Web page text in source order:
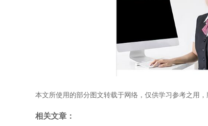
本文所使用的部分图文转载于网络，仅供学习参考之用
相关文章：